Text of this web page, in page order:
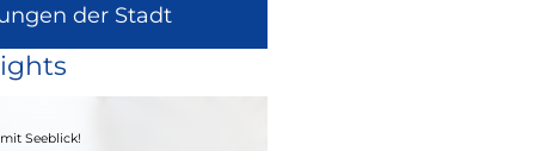
der Stadt
Seeblick!